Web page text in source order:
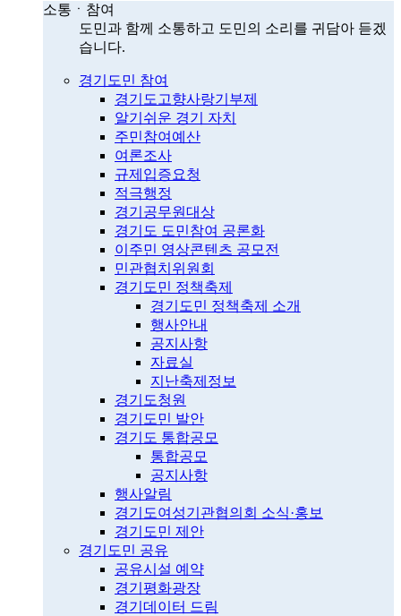
소통ㆍ참여
도민과 함께 소통하고 도민의 소리를 귀담아 듣겠
습니다.
경기도민 참여
경기도고향사랑기부제
알기쉬운 경기 자치
주민참여예산
여론조사
규제입증요청
적극행정
경기공무원대상
경기도 도민참여 공론화
이주민 영상콘텐츠 공모전
민관협치위원회
경기도민 정책축제
경기도민 정책축제 소개
행사안내
공지사항
자료실
지난축제정보
경기도청원
경기도민 발안
경기도 통합공모
통합공모
공지사항
행사알림
경기도여성기관협의회 소식·홍보
경기도민 제안
경기도민 공유
공유시설 예약
경기평화광장
경기데이터 드림